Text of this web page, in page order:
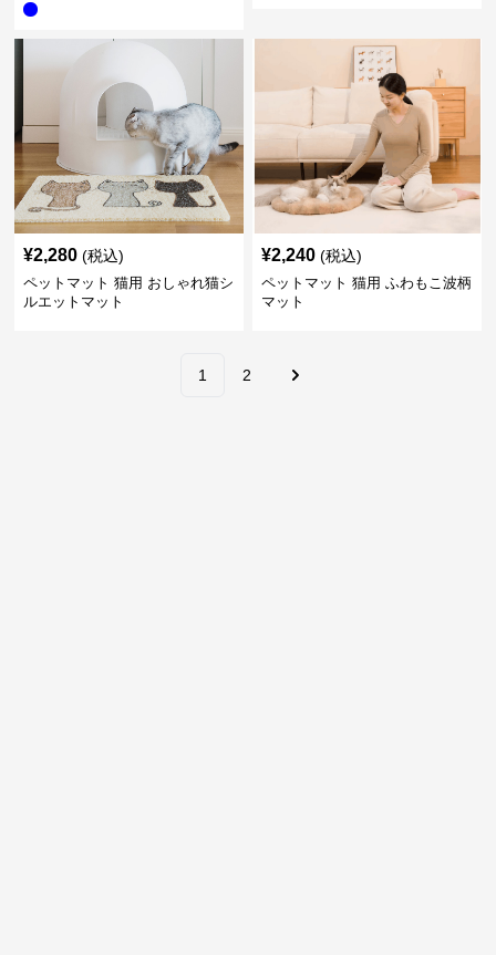
¥2,280 (税込)
ペットマット 猫用 おしゃれ猫シ
ルエットマット
¥2,240 (税込)
ペットマット 猫用 ふわもこ波柄
マット
1 2